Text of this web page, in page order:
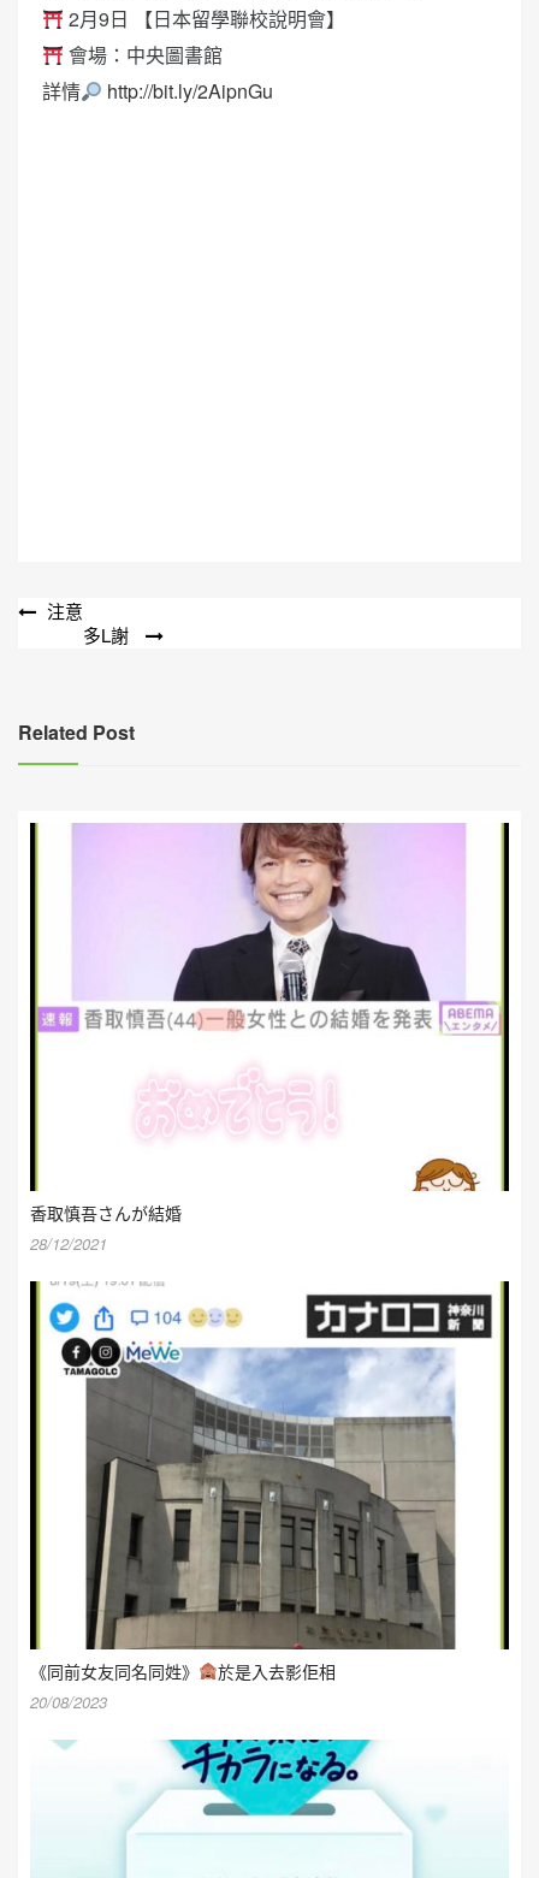
2月9日 【日本留學聯校說明會】
會場：中央圖書館
詳情
http://bit.ly/2AipnGu
文
覽
注意
多L謝
Related Post
香取慎吾さんが結婚
28/12/2021
《同前女友同名同姓》 於是入去影佢相
20/08/2023